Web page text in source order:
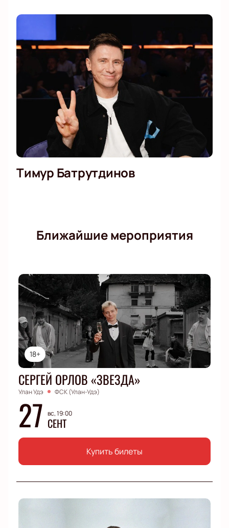
Тимур Батрутдинов
Ближайшие мероприятия
18+
СЕРГЕЙ ОРЛОВ «ЗВЕЗДА»
Улан Удэ ФСК (Улан-Удэ)
27 вс, 19:00
СЕНТ
Купить билеты